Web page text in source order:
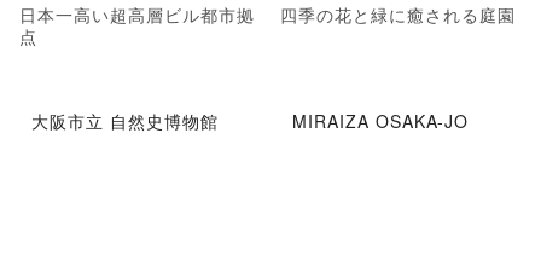
日本一高い超高層ビル都市拠
点
四季の花と緑に癒される庭園
大阪市立 自然史博物館 MIRAIZA OSAKA-JO